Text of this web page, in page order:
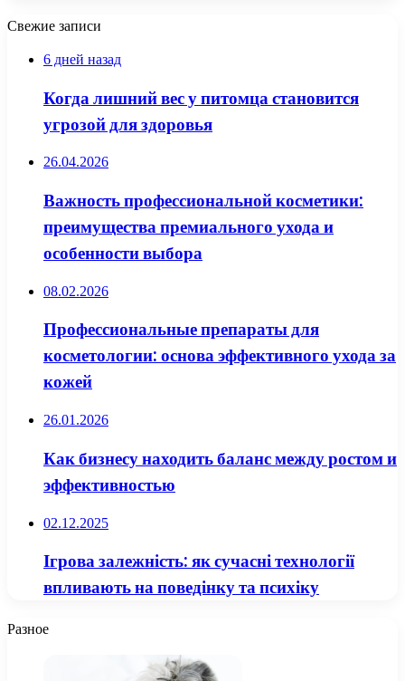
Свежие записи
6 дней назад
Когда лишний вес у питомца становится
угрозой для здоровья
26.04.2026
Важность профессиональной косметики:
преимущества премиального ухода и
особенности выбора
08.02.2026
Профессиональные препараты для
косметологии: основа эффективного ухода за
кожей
26.01.2026
Как бизнесу находить баланс между ростом и
эффективностью
02.12.2025
Ігрова залежність: як сучасні технології
впливають на поведінку та психіку
Разное